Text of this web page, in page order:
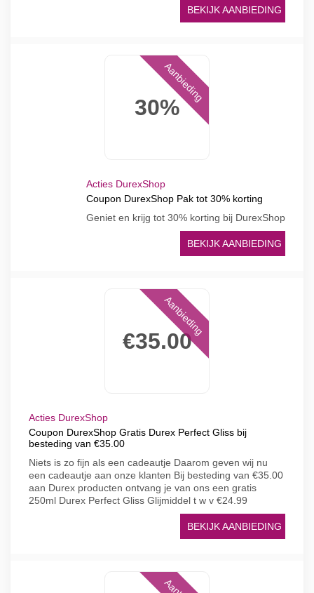
BEKIJK AANBIEDING
30%
Aanbieding
Acties DurexShop
Coupon DurexShop Pak tot 30% korting
Geniet en krijg tot 30% korting bij DurexShop
BEKIJK AANBIEDING
€35.00
Aanbieding
Acties DurexShop
Coupon DurexShop Gratis Durex Perfect Gliss bij
besteding van €35.00
Niets is zo fijn als een cadeautje Daarom geven wij nu
een cadeautje aan onze klanten Bij besteding van €35.00
aan Durex producten ontvang je van ons een gratis
250ml Durex Perfect Gliss Glijmiddel t w v €24.99
BEKIJK AANBIEDING